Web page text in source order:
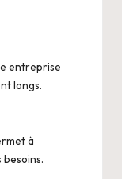
entreprise
longs.
à
besoins.